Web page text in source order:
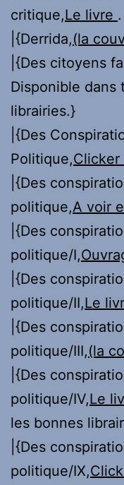
critique,Le livre
|{Derrida,(la
|{Des citoyens
Disponible dans
librairies.}
|{Des
Politique,Clicker
|{Des
politique,A voir
|{Des
politique/I,
|{Des
politique/II,Le
|{Des
politique/III,(la
|{Des
politique/IV,Le
les bonnes
|{Des
politique/IX,